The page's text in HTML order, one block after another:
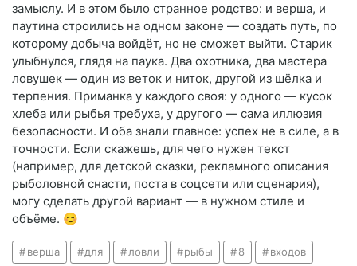
замыслу. И в этом было странное родство: и верша, и
паутина строились на одном законе — создать путь, по
которому добыча войдёт, но не сможет выйти. Старик
улыбнулся, глядя на паука. Два охотника, два мастера
ловушек — один из веток и ниток, другой из шёлка и
терпения. Приманка у каждого своя: у одного — кусок
хлеба или рыбья требуха, у другого — сама иллюзия
безопасности. И оба знали главное: успех не в силе, а в
точности. Если скажешь, для чего нужен текст
(например, для детской сказки, рекламного описания
рыболовной снасти, поста в соцсети или сценария),
могу сделать другой вариант — в нужном стиле и
объёме. 😊
верша для ловли рыбы 8 входов